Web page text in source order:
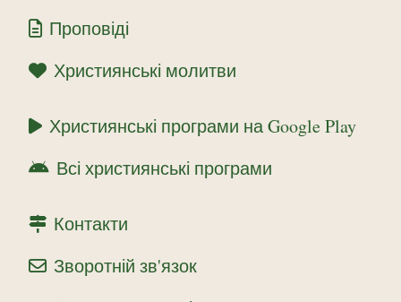
Проповіді
Християнські молитви
Християнські програми на Google Play
Всі християнські програми
Контакти
Зворотній зв'язок